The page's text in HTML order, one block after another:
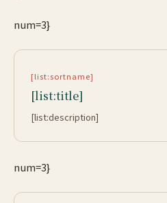
num=3}
[list:sortname]
[list:title]
[list:description]
num=3}